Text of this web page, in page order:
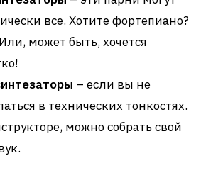
все. Хотите фортепиано?
может быть, хочется
– если вы не
в технических тонкостях.
можно собрать свой